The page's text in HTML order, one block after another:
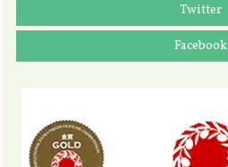
Twitter
Facebook